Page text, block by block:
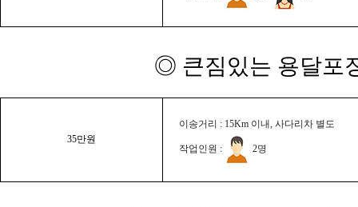
◎ 큰짐있는 용달포
35만원
이송거리 : 15Km 이내, 사다리차 별도
작업인원 : 2명